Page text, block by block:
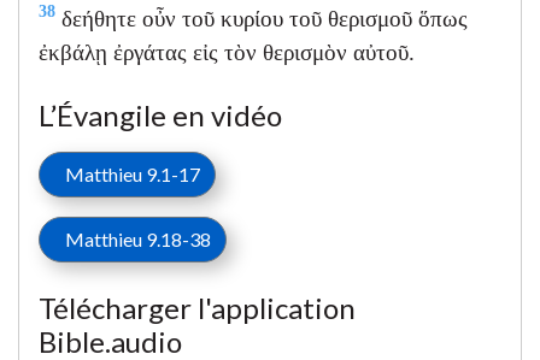
38 δεήθητε οὖν τοῦ κυρίου τοῦ θερισμοῦ ὅπως
ἐκβάλῃ ἐργάτας εἰς τὸν θερισμὸν αὐτοῦ.
L’Évangile en vidéo
Matthieu 9.1-17
Matthieu 9.18-38
Télécharger l'application
Bible.audio